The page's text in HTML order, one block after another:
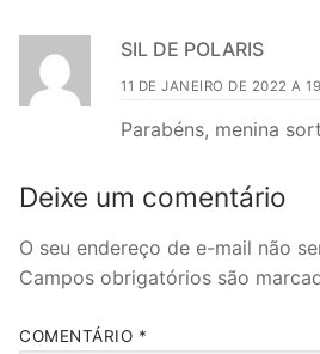
SIL DE POLARIS
11 DE JANEIRO DE 2022 A
Parabéns, menina
Deixe um comentário
O seu endereço de e-mail não
Campos obrigatórios são
COMENTÁRIO *